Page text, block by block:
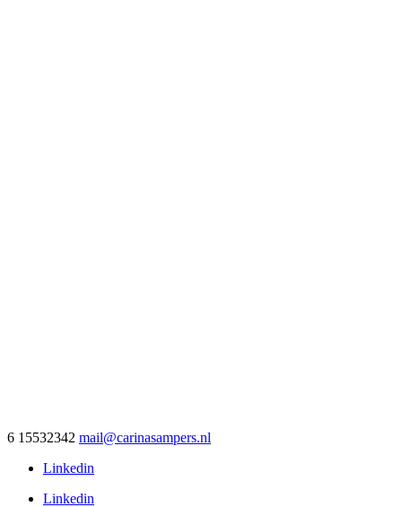
6 15532342 mail@carinasampers.nl
Linkedin
Linkedin